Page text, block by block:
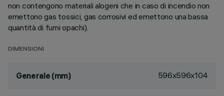
non contengono materiali alogeni che in caso di incendio non
emettono gas tossici, gas corrosivi ed emettono una bassa
quantità di fumi opachi).
DIMENSIONI
Generale (mm) 596x596x104